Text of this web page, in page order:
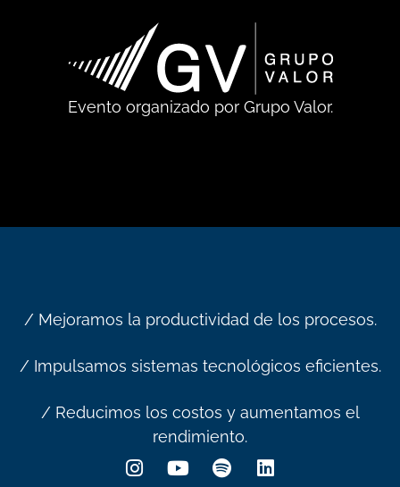
Evento organizado por Grupo Valor.
/ Mejoramos la productividad de los procesos.
/ Impulsamos sistemas tecnológicos eficientes.
/ Reducimos los costos y aumentamos el
rendimiento.